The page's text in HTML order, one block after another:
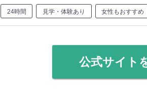
24時間 見学・体験あり 女性もおすすめ
公式サイト